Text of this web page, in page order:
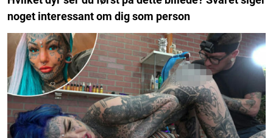
noget interessant om dig som person